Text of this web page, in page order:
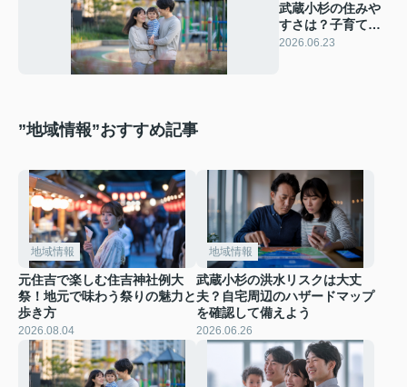
武蔵小杉の住みや
すさは？子育て世
帯が安心して暮ら
2026.06.23
”地域情報”おすすめ記事
地域情報
元住吉で楽しむ住吉神社例大
祭！地元で味わう祭りの魅力と
歩き方
2026.08.04
地域情報
武蔵小杉の洪水リスクは大丈
夫？自宅周辺のハザードマップ
を確認して備えよう
2026.06.26